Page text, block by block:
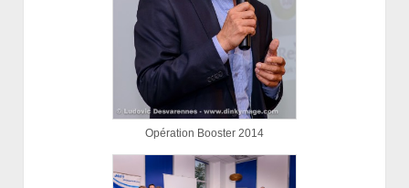
Opération Booster 2014